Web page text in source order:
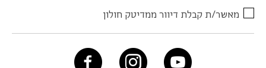
מאשר/ת קבלת דיוור ממדיטק חולון